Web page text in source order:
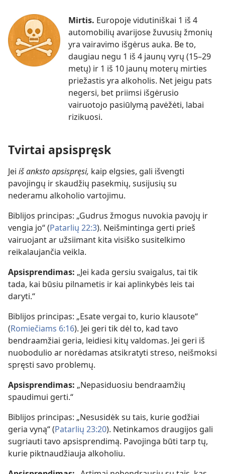
Mirtis. Europoje vidutiniškai 1 iš 4
automobilių avarijose žuvusių žmonių
yra vairavimo išgėrus auka. Be to,
daugiau negu 1 iš 4 jaunų vyrų (15–29
metų) ir 1 iš 10 jaunų moterų mirties
priežastis yra alkoholis. Net jeigu pats
negersi, bet priimsi išgėrusio
vairuotojo pasiūlymą pavėžėti, labai
rizikuosi.
Tvirtai apsispręsk
Jei iš anksto apsispręsi, kaip elgsies, gali išvengti
pavojingų ir skaudžių pasekmių, susijusių su
nederamu alkoholio vartojimu.
Biblijos principas: „Gudrus žmogus nuvokia pavojų ir
vengia jo“ (Patarlių 22:3). Neišmintinga gerti prieš
vairuojant ar užsiimant kita visiško susitelkimo
reikalaujančia veikla.
Apsisprendimas: „Jei kada gersiu svaigalus, tai tik
tada, kai būsiu pilnametis ir kai aplinkybės leis tai
daryti.“
Biblijos principas: „Esate vergai to, kurio klausote“
(Romiečiams 6:16). Jei geri tik dėl to, kad tavo
bendraamžiai geria, leidiesi kitų valdomas. Jei geri iš
nuobodulio ar norėdamas atsikratyti streso, neišmoksi
spręsti savo problemų.
Apsisprendimas: „Nepasiduosiu bendraamžių
spaudimui gerti.“
Biblijos principas: „Nesusidėk su tais, kurie godžiai
geria vyną“ (Patarlių 23:20). Netinkamos draugijos gali
sugriauti tavo apsisprendimą. Pavojinga būti tarp tų,
kurie piktnaudžiauja alkoholiu.